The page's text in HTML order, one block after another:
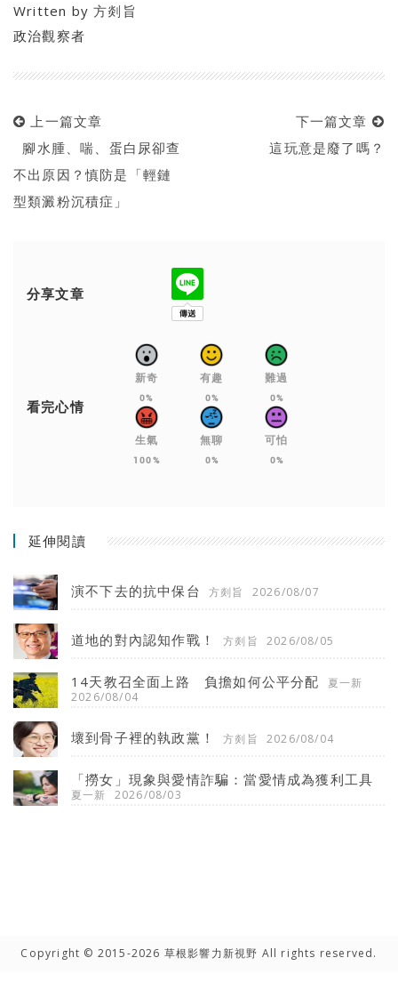
Written by方剡旨
政治觀察者
上一篇文章
腳水腫、喘、蛋白尿卻查
不出原因？慎防是「輕鏈
型類澱粉沉積症」
下一篇文章
這玩意是廢了嗎？
分享文章
看完心情
新奇
0%
有趣
0%
難過
0%
生氣
100%
無聊
0%
可怕
0%
延伸閱讀
演不下去的抗中保台 方剡旨 2026/08/07
道地的對內認知作戰！ 方剡旨 2026/08/05
14天教召全面上路 負擔如何公平分配
夏一新
2026/08/04
壞到骨子裡的執政黨！ 方剡旨 2026/08/04
「撈女」現象與愛情詐騙：當愛情成為獲利工具
夏一新 2026/08/03
Copyright © 2015-2026 草根影響力新視野 All rights reserved.